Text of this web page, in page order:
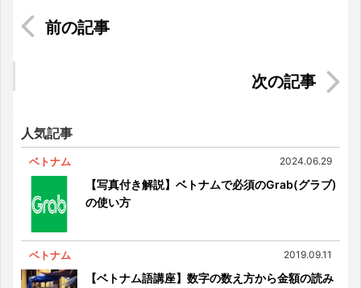
マレーシアでの自宅用インターネット/Wi-Fiの契約
【コスvsアパートメント】インドネシアの家賃相
人気記事
ベトナム 2024.06.29
【写真付き解説】ベトナムで必須のGrab(グラブ)
の使い方
ベトナム 2019.09.11
【ベトナム語講座】数字の数え方から金額の読み